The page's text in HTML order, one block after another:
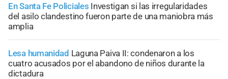
En Santa Fe Policiales Investigan si las irregularidades
del asilo clandestino fueron parte de una maniobra más
amplia
Lesa humanidad Laguna Paiva II: condenaron a los
cuatro acusados por el abandono de niños durante la
dictadura